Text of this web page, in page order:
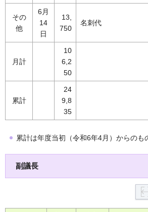
その
他
6月
14
日
13,
750
名刺代
月計
10
6,2
50
累計
24
9,8
35
累計は年度当初（令和6年4月）からのも
副議長